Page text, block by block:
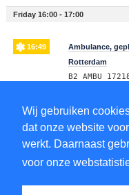
Wij gebruiken
dat onze website
werkt. Daarnaast
voor onze
Friday 16:00 - 17:00
16:49
Ambulance,
Rotterdam
B2 AMBU
Ambulance -
Zuid-Holland
Friday 15:00 - 16:00
Ambulance